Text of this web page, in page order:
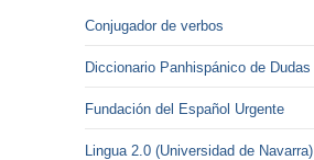
Conjugador de verbos
Diccionario Panhispánico de Dudas
Fundación del Español Urgente
Lingua 2.0 (Universidad de Navarra)